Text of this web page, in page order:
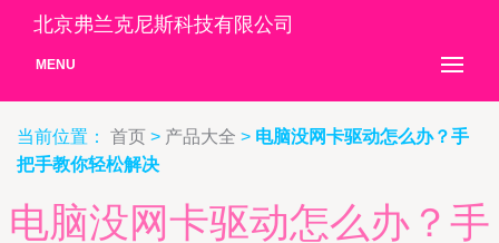
北京弗兰克尼斯科技有限公司
MENU
当前位置： 首页 > 产品大全 > 电脑没网卡驱动怎么办？手
把手教你轻松解决
电脑没网卡驱动怎么办？手